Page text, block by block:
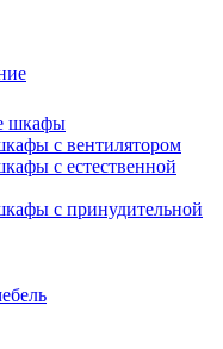
шкафы
с вентилятором
с естественной
с принудительной